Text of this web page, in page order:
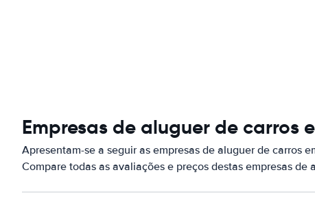
Empresas de aluguer de carros
Apresentam-se a seguir as empresas de aluguer de carros
Compare todas as avaliações e preços destas empresas de